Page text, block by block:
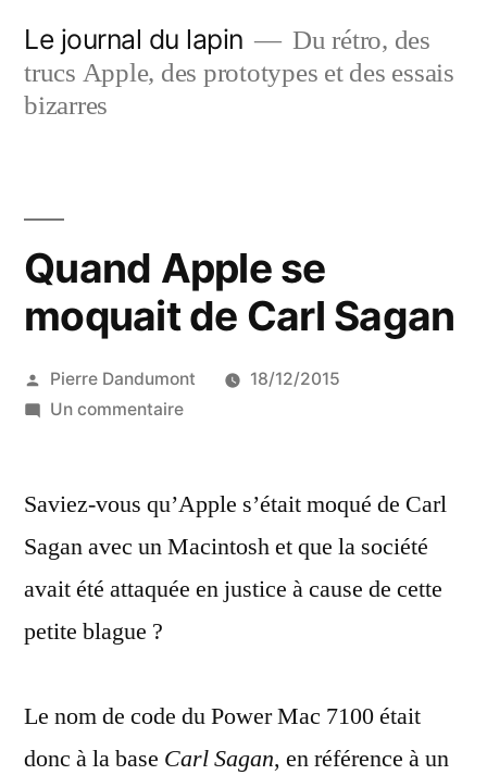
contenu
Le journal du lapin
Du rétro, des
trucs Apple, des prototypes et des essais
bizarres
Quand Apple se
moquait de Carl Sagan
Publié
par
Pierre Dandumont
18/12/2015
Un commentairesur
se
de
Carl
Saviez-vous qu’Apple s’était moqué de Carl
Sagan avec un Macintosh et que la société
avait été attaquée en justice à cause de cette
petite blague ?
Le nom de code du Power Mac 7100 était
donc à la base Carl Sagan, en référence à un